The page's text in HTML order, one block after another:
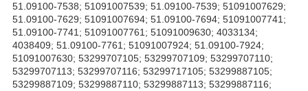
51.09100-7538; 51091007539; 51.09100-7539; 51091007629;
51.09100-7629; 51091007694; 51.09100-7694; 51091007741;
51.09100-7741; 51091007761; 51091009630; 4033134;
4038409; 51.09100-7761; 51091007924; 51.09100-7924;
51091007630; 53299707105; 53299707109; 53299707110;
53299707113; 53299707116; 53299717105; 53299887105;
53299887109; 53299887110; 53299887113; 53299887116;